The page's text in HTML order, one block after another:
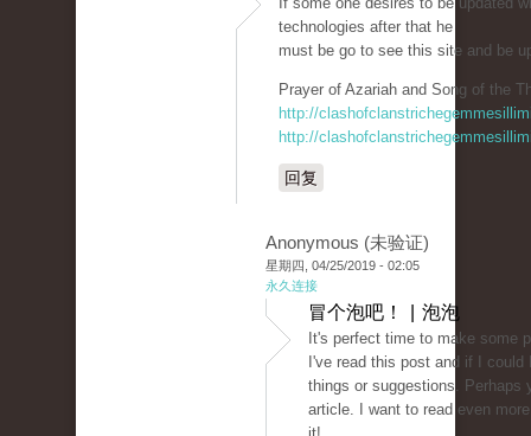
technologies after that he
must be go to see this site and be
Prayer of Azariah and Song of the
http://
http://
回复
Anonymous (未验证)
星期四, 04/25/2019 - 02:05
永久连接
冒个泡吧！ | 泡泡
It's perfect time to make some
I've read this post and if I
things or suggestions. Perhaps
article. I want to read even